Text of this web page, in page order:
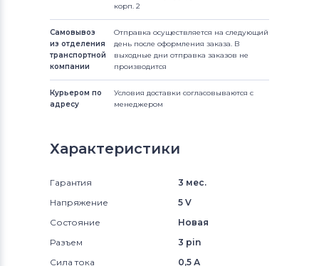
корп. 2
Самовывоз
из отделения
транспортной
компании
Отправка осуществляется на следующий
день после оформления заказа. В
выходные дни отправка заказов не
производится
Курьером по
адресу
Условия доставки согласовываются с
менеджером
Характеристики
Гарантия
3 мес.
Напряжение
5 V
Состояние
Новая
Разъем
3 pin
Сила тока
0,5 А